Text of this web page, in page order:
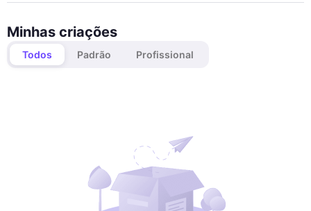
Minhas criações
Todos Padrão Profissional